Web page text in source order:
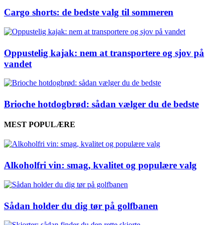
Cargo shorts: de bedste valg til sommeren
Oppustelig kajak: nem at transportere og sjov på
vandet
Brioche hotdogbrød: sådan vælger du de bedste
MEST POPULÆRE
Alkoholfri vin: smag, kvalitet og populære valg
Sådan holder du dig tør på golfbanen